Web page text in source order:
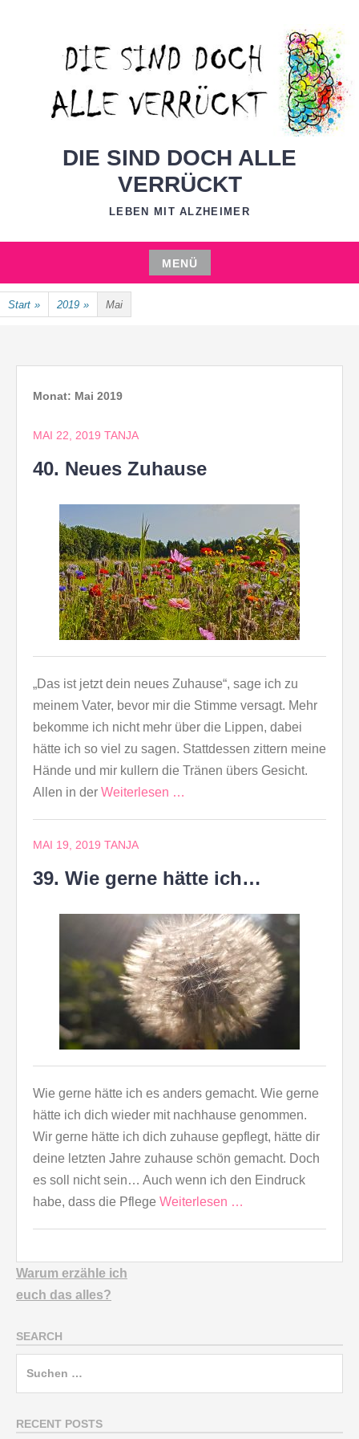
DIE SIND DOCH ALLE
VERRÜCKT
LEBEN MIT ALZHEIMER
MENÜ
Zum
Inhalt
Start » 2019 » Mai
Monat: Mai 2019
MAI 22, 2019 TANJA
40. Neues Zuhause
„Das ist jetzt dein neues Zuhause“, sage ich zu
meinem Vater, bevor mir die Stimme versagt. Mehr
bekomme ich nicht mehr über die Lippen, dabei
hätte ich so viel zu sagen. Stattdessen zittern meine
Hände und mir kullern die Tränen übers Gesicht.
Allen in der Weiterlesen …
MAI 19, 2019 TANJA
39. Wie gerne hätte ich…
Wie gerne hätte ich es anders gemacht. Wie gerne
hätte ich dich wieder mit nachhause genommen.
Wir gerne hätte ich dich zuhause gepflegt, hätte dir
deine letzten Jahre zuhause schön gemacht. Doch
es soll nicht sein… Auch wenn ich den Eindruck
habe, dass die Pflege Weiterlesen …
Warum erzähle ich
euch das alles?
SEARCH
RECENT POSTS